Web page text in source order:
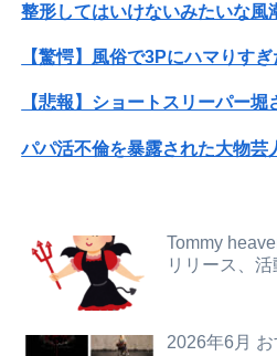
姪にちoぽしゃぶらせたらこう
竹﨑由佳アナ ピタパンのお尻
【悲報】札幌オリンピック、
Tommy
リリース、
2026年6月